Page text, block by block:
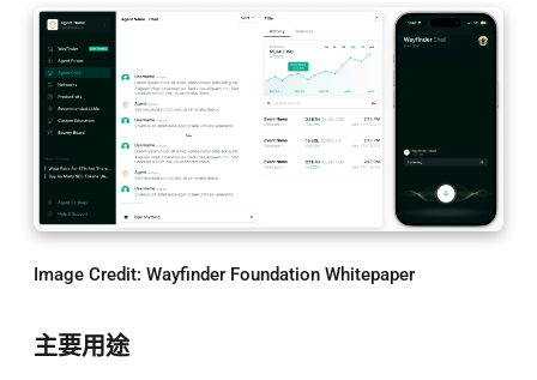
Image Credit: Wayfinder Foundation Whitepaper
主要用途